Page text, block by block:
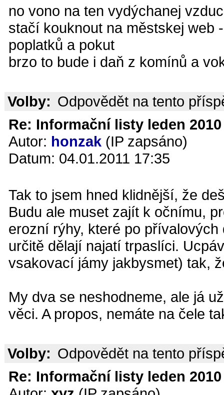
no vono na ten vydýchanej
stačí kouknout na městskej web
poplatků a pokut
brzo to bude i daň z komínů a
Volby: Odpovědět na tento
Re: Informační listy leden
Autor: honzak (IP zapsáno)
Datum: 04.01.2011 17:35
Tak to jsem hned klidnější, že
Budu ale muset zajít k očnímu,
erozní rýhy, které po
určitě dělají najatí trpaslíci.
vsakovací jámy jakbysmet) tak,
My dva se neshodneme, ale já
věci. A propos, nemáte na čele
Volby: Odpovědět na tento
Re: Informační listy leden